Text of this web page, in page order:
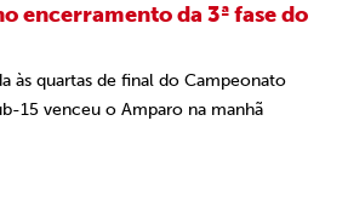
encerramento da 3ª fase do
às quartas de final do Campeonato
15 venceu o Amparo na manhã